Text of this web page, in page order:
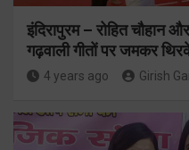
इंदिरापुरम – रोहित चौहान
गढ़वाली गीतों पर जमकर
4 years ago Girish